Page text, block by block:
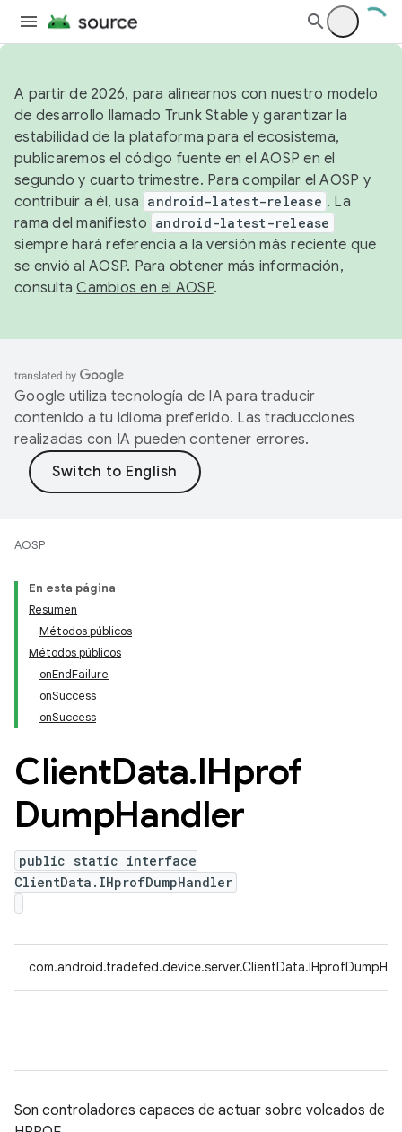
A partir de 2026, para alinearnos con nuestro modelo
de desarrollo llamado Trunk Stable y garantizar la
estabilidad de la plataforma para el ecosistema,
publicaremos el código fuente en el AOSP en el
segundo y cuarto trimestre. Para compilar el AOSP y
contribuir a él, usa android-latest-release . La
rama del manifiesto android-latest-release
siempre hará referencia a la versión más reciente que
se envió al AOSP. Para obtener más información,
consultaCambios en el AOSP.
Google utiliza tecnología de IA para traducir
contenido a tu idioma preferido. Las traducciones
realizadas con IA pueden contener errores.
AOSP
En esta página
Resumen
Métodos públicos
Métodos públicos
onEndFailure
onSuccess
onSuccess
ClientData.IHprof
DumpHandler
public static interface
ClientData.IHprofDumpHandler
Son controladores capaces de actuar sobre volcados de